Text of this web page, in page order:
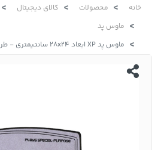
خانه محصولات کالای دیجیتال
ماوس پد
ماوس پد XP ابعاد 28x24 سانتیمتری - طرح RYL - Wild Wolf